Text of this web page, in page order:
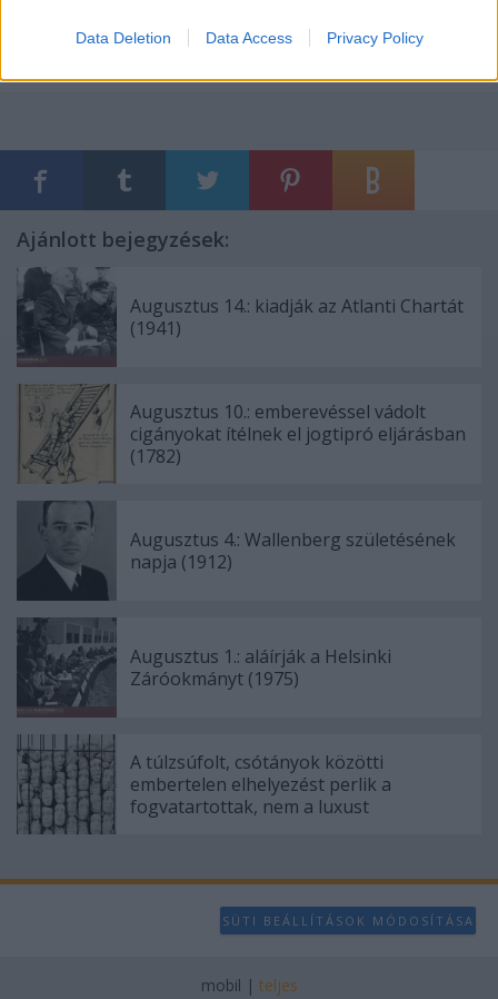
Data Deletion Data Access Privacy Policy
Ajánlott bejegyzések:
Augusztus 14.: kiadják az Atlanti Chartát
(1941)
Augusztus 10.: emberevéssel vádolt
cigányokat ítélnek el jogtipró eljárásban
(1782)
Augusztus 4.: Wallenberg születésének
napja (1912)
Augusztus 1.: aláírják a Helsinki
Záróokmányt (1975)
A túlzsúfolt, csótányok közötti
embertelen elhelyezést perlik a
fogvatartottak, nem a luxust
SÜTI BEÁLLÍTÁSOK MÓDOSÍTÁSA
mobil | teljes